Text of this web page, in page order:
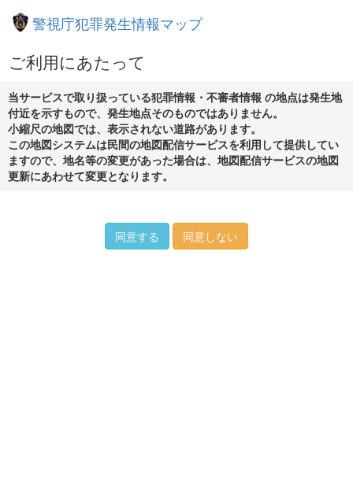
警視庁犯罪発生情報マップ
ご利用にあたって
当サービスで取り扱っている犯罪情報・不審者情報 の地点は発生地
付近を示すもので、発生地点そのものではありません。
小縮尺の地図では、表示されない道路があります。
この地図システムは民間の地図配信サービスを利用して提供してい
ますので、地名等の変更があった場合は、地図配信サービスの地図
更新にあわせて変更となります。
同意する 同意しない